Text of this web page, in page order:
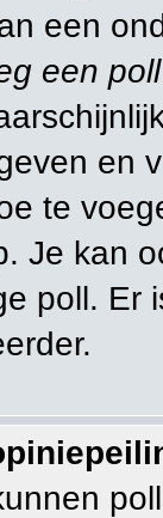
een
een
en
te
Je kan
poll. Er